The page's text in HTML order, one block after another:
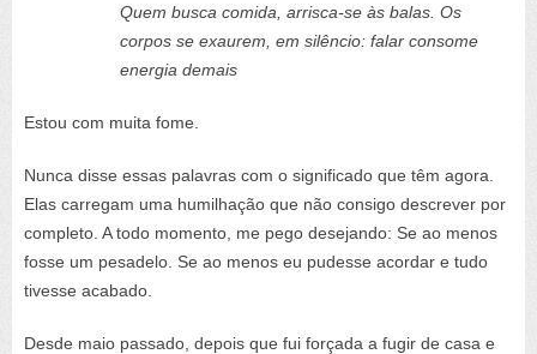
Quem busca comida, arrisca-se às balas. Os
corpos se exaurem, em silêncio: falar consome
energia demais
Estou com muita fome.
Nunca disse essas palavras com o significado que têm agora.
Elas carregam uma humilhação que não consigo descrever por
completo. A todo momento, me pego desejando: Se ao menos
fosse um pesadelo. Se ao menos eu pudesse acordar e tudo
tivesse acabado.
Desde maio passado, depois que fui forçada a fugir de casa e